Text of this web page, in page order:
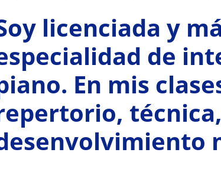
licenciada y
de
En mis